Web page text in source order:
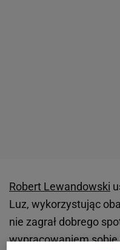
Robert Lewandowski
Luz, wykorzystując
nie zagrał dobrego
wypracowaniem